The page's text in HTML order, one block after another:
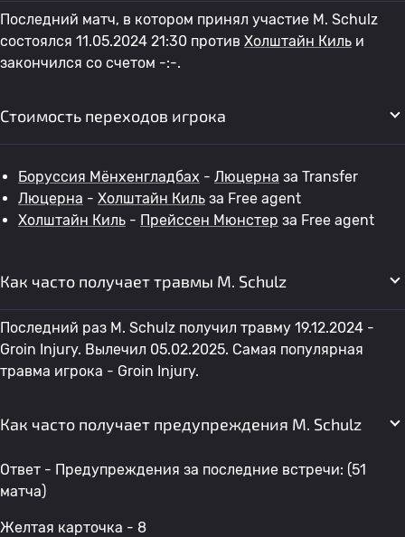
Последний матч, в котором принял участие M. Schulz
состоялся 11.05.2024 21:30 против Холштайн Киль и
закончился со счетом -:-.
Стоимость переходов игрока
Боруссия Мёнхенгладбах - Люцерна за Transfer
Люцерна - Холштайн Киль за Free agent
Холштайн Киль - Прейссен Мюнстер за Free agent
Как часто получает травмы M. Schulz
Последний раз M. Schulz получил травму 19.12.2024 -
Groin Injury. Вылечил 05.02.2025. Самая популярная
травма игрока - Groin Injury.
Как часто получает предупреждения M. Schulz
Ответ - Предупреждения за последние встречи: (51
матча)
Желтая карточка - 8